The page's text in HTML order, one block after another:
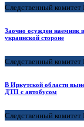
Следственный
Заочно осужден наемник
украинской стороне
Следственный
В Иркутской области
ДТП с автобусом
Следственный